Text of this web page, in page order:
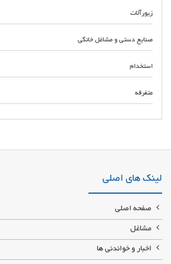
زیورآلات
صنایع دستی و مشاغل خانگی
استخدام
متفرقه
کننده دوره های آموزشی طراحی و ساخت سکه تبلیغاتی
لینک های اصلی
صفحه اصلی
مشاغل
اخبار و خواندنی ها